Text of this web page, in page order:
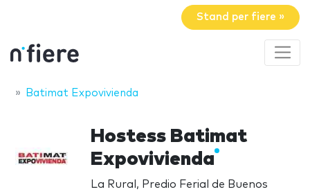
Stand per fiere »
Batimat Expovivienda
Hostess Batimat
Expovivienda
La Rural, Predio Ferial de Buenos